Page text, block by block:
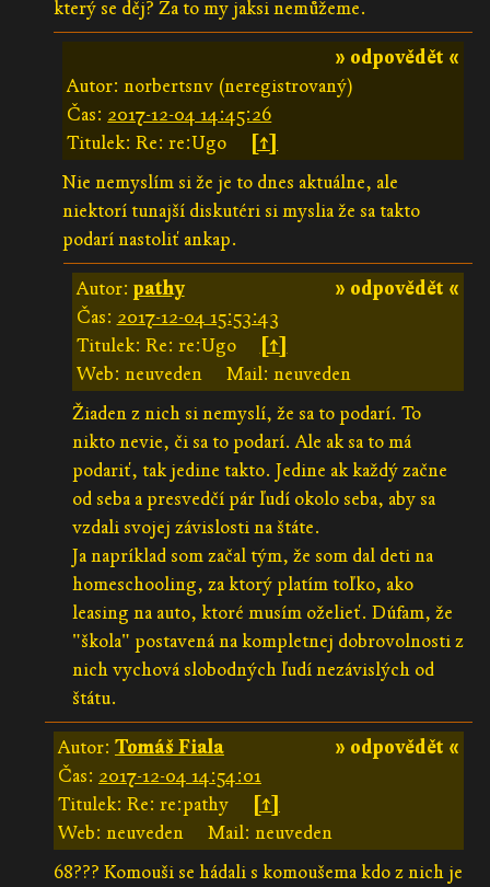
který se děj? Za to my jaksi nemůžeme.
» odpovědět «
Autor: norbertsnv (neregistrovaný)
Čas: 2017-12-04 14:45:26
Titulek: Re: re:Ugo
[↑]
Nie nemyslím si že je to dnes aktuálne, ale
niektorí tunajší diskutéri si myslia že sa takto
podarí nastoliť ankap.
» odpovědět «
Autor: pathy
Čas: 2017-12-04 15:53:43
Titulek: Re: re:Ugo
[↑]
Web: neuveden
Mail: neuveden
Žiaden z nich si nemyslí, že sa to podarí. To
nikto nevie, či sa to podarí. Ale ak sa to má
podariť, tak jedine takto. Jedine ak každý začne
od seba a presvedčí pár ľudí okolo seba, aby sa
vzdali svojej závislosti na štáte.
Ja napríklad som začal tým, že som dal deti na
homeschooling, za ktorý platím toľko, ako
leasing na auto, ktoré musím oželieť. Dúfam, že
"škola" postavená na kompletnej dobrovolnosti z
nich vychová slobodných ľudí nezávislých od
štátu.
» odpovědět «
Autor: Tomáš Fiala
Čas: 2017-12-04 14:54:01
Titulek: Re: re:pathy
[↑]
Web: neuveden
Mail: neuveden
68??? Komouši se hádali s komoušema kdo z nich je